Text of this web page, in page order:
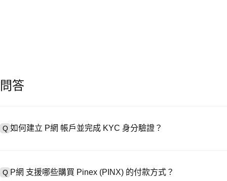
問答
Q 如何建立 P網 帳戶並完成 KYC 身分驗證？
Q P網 支援哪些購買 Pinex (PINX) 的付款方式？